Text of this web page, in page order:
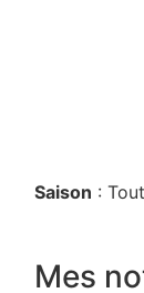
Saison :
Mes